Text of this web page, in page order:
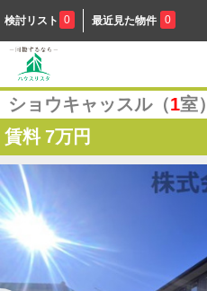
検討リスト 0 最近見た物件 0
ショウキャッスル（1室）
賃料 7万円